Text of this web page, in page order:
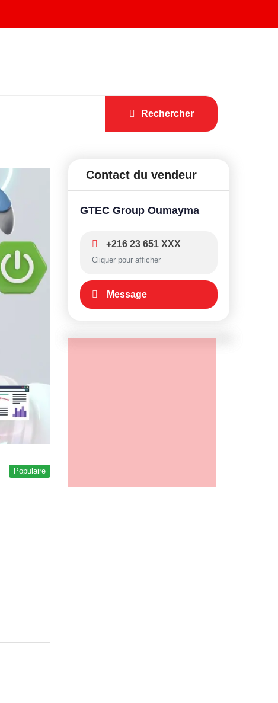
Rechercher
Populaire
Contact du vendeur
GTEC Group Oumayma
+216 23 651 XXX
Cliquer pour afficher
Message